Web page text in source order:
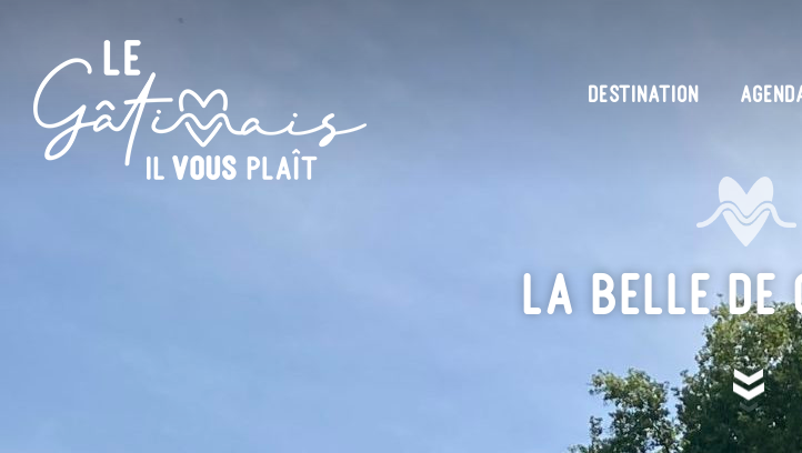
DESTINATION
La Belle de